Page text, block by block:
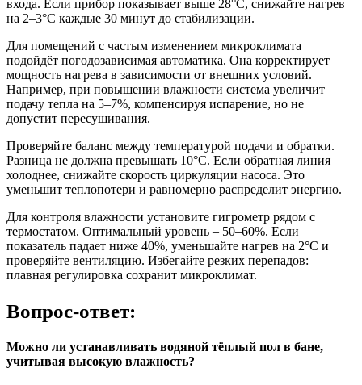
входа. Если прибор показывает выше 28°C, снижайте нагрев
на 2–3°C каждые 30 минут до стабилизации.
Для помещений с частым изменением микроклимата
подойдёт погодозависимая автоматика. Она корректирует
мощность нагрева в зависимости от внешних условий.
Например, при повышении влажности система увеличит
подачу тепла на 5–7%, компенсируя испарение, но не
допустит пересушивания.
Проверяйте баланс между температурой подачи и обратки.
Разница не должна превышать 10°C. Если обратная линия
холоднее, снижайте скорость циркуляции насоса. Это
уменьшит теплопотери и равномерно распределит энергию.
Для контроля влажности установите гигрометр рядом с
термостатом. Оптимальный уровень – 50–60%. Если
показатель падает ниже 40%, уменьшайте нагрев на 2°C и
проверяйте вентиляцию. Избегайте резких перепадов:
плавная регулировка сохранит микроклимат.
Вопрос-ответ:
Можно ли устанавливать водяной тёплый пол в бане,
учитывая высокую влажность?